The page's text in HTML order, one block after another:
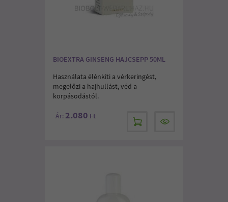
BIOEXTRA GINSENG HAJCSEPP 50ML
Használata élénkíti a vérkeringést,
megelőzi a hajhullást, véd a
korpásodástól.
Ár: 2.080 Ft